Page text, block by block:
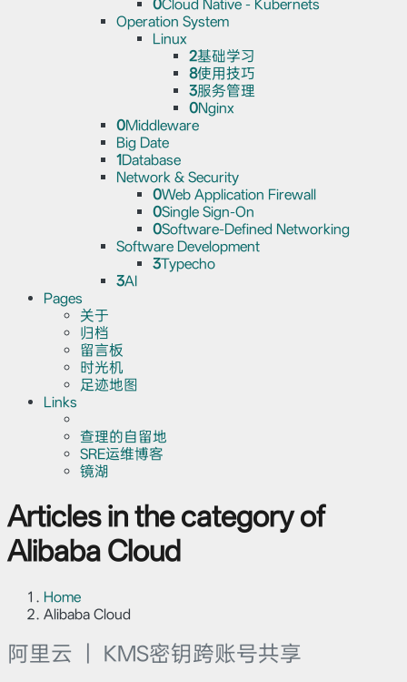
0Cloud Native - Kubernets
Operation System
Linux
2基础学习
8使用技巧
3服务管理
0Nginx
0Middleware
Big Date
1Database
Network & Security
0Web Application Firewall
0Single Sign-On
0Software-Defined Networking
Software Development
3Typecho
3AI
Pages
关于
归档
留言板
时光机
足迹地图
Links
查理的自留地
SRE运维博客
镜湖
Articles in the category of
Alibaba Cloud
Home
Alibaba Cloud
阿里云 ｜ KMS密钥跨账号共享